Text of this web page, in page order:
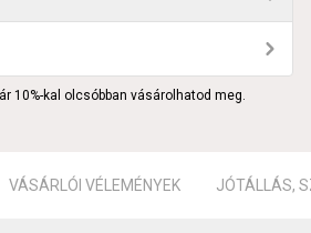
10%-kal olcsóbban vásárolhatod meg.
VÁSÁRLÓI VÉLEMÉNYEK JÓTÁLLÁS,